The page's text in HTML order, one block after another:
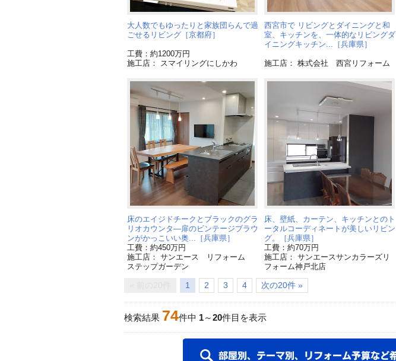
大人数でもゆったりと家族団らんで過
ごせるリビング［京都府］
工費：約1200万円
施工店： スマイリングにしかわ
西宮市で リビングとダイニングと和
室、キッチンを、一体的なリビングダ
イニングキッチン...［兵庫県］
施工店： 株式会社 西宮リフォーム
床のエイジドチークとブラックのグラ
リオカウンタ―扉のビンテージブラウ
ンがかっこいい奥...［兵庫県］
工費：約450万円
施工店： サンエース リフォーム
ステップガーデン
床、壁紙、カーテン、キッチンとのト
ータルコーディネートが美しいリビン
グ。［兵庫県］
工費：約70万円
施工店： サンエースサンカラーズリ
フォーム神戸北店
1 2 3 4 次の20件 »
検索結果 74件中 1～20件目を表示